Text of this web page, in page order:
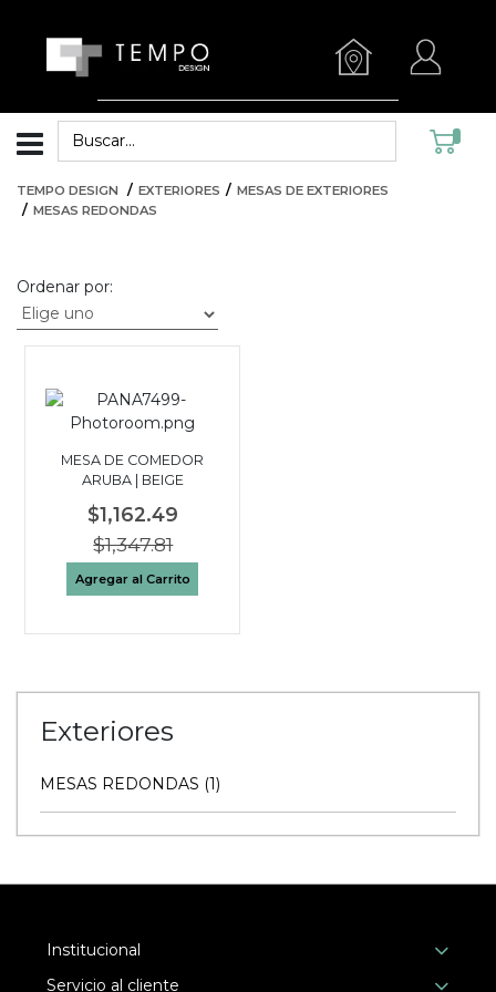
TEMPO DESIGN EXTERIORES
MESAS DE EXTERIORES
MESAS REDONDAS
Ordenar por:
MESA DE COMEDOR
ARUBA | BEIGE
$1,162.49
$1,347.81
Agregar al Carrito
Exteriores
MESAS REDONDAS (1)
Institucional
Servicio al cliente